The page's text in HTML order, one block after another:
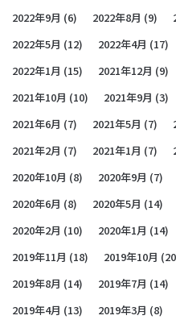
2022年9月 (6) 2022年8月 (9)
2022年5月 (12) 2022年4月 (17)
2022年1月 (15) 2021年12月 (9)
2021年10月 (10) 2021年9月 (3)
2021年6月 (7) 2021年5月 (7)
2021年2月 (7) 2021年1月 (7)
2020年10月 (8) 2020年9月 (7)
2020年6月 (8) 2020年5月 (14)
2020年2月 (10) 2020年1月 (14)
2019年11月 (18) 2019年10月
2019年8月 (14) 2019年7月 (14)
2019年4月 (13) 2019年3月 (8)